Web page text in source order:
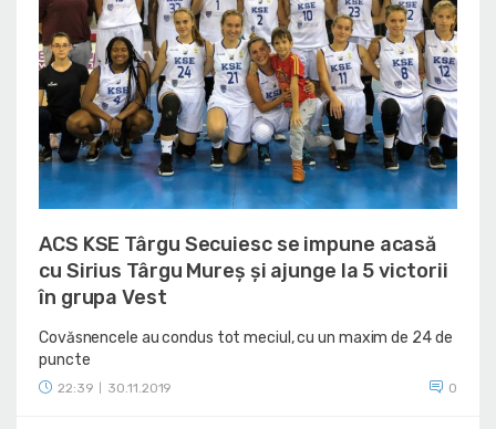
ACS KSE Târgu Secuiesc se impune acasă
cu Sirius Târgu Mureș și ajunge la 5 victorii
în grupa Vest
Covăsnencele au condus tot meciul, cu un maxim de 24 de
puncte
22:39 30.11.2019 0